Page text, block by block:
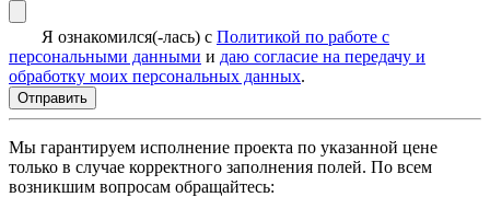
Я ознакомился(-лась) с Политикой по работе с
персональными данными и даю согласие на передачу и
обработку моих персональных данных.
Мы гарантируем исполнение проекта по указанной цене
только в случае корректного заполнения полей. По всем
возникшим вопросам обращайтесь: